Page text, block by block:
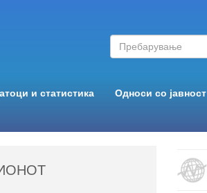
и статистика
Односи со јавност